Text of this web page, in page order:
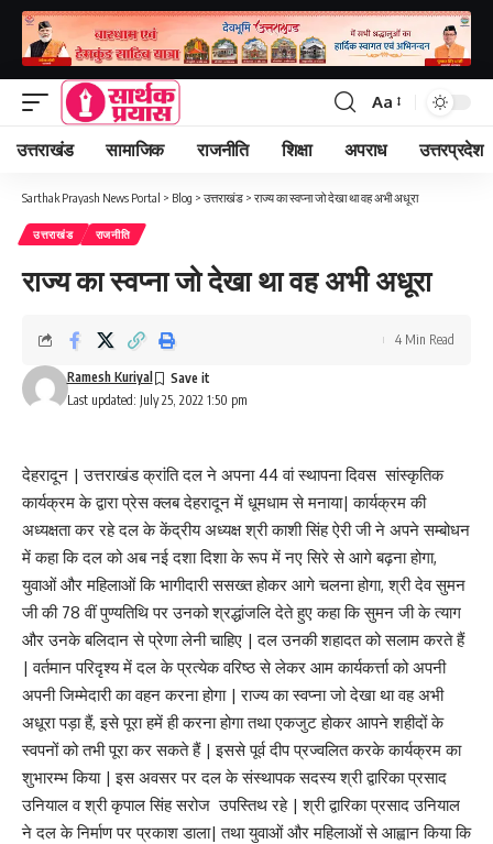
Font
Resizer
Aa
उत्तराखंड सामाजिक राजनीति शिक्षा अपराध उत्तरप्रदेश
Sarthak Prayash News Portal > Blog > उत्तराखंड > राज्य का स्वप्ना जो देखा था वह अभी अधूरा
उत्तराखंड राजनीति
राज्य का स्वप्ना जो देखा था वह अभी अधूरा
Last updated: July 25, 2022 1:50 pm
Ramesh Kuriyal
4 Min Read
देहरादून | उत्तराखंड क्रांति दल ने अपना 44 वां स्थापना दिवस सांस्कृतिक
कार्यक्रम के द्वारा प्रेस क्लब देहरादून में धूमधाम से मनाया| कार्यक्रम की
अध्यक्षता कर रहे दल के केंद्रीय अध्यक्ष श्री काशी सिंह ऐरी जी ने अपने सम्बोधन
में कहा कि दल को अब नई दशा दिशा के रूप में नए सिरे से आगे बढ़ना होगा,
युवाओं और महिलाओं कि भागीदारी ससख्त होकर आगे चलना होगा, श्री देव सुमन
जी की 78 वीं पुण्यतिथि पर उनको श्रद्धांजलि देते हुए कहा कि सुमन जी के त्याग
और उनके बलिदान से प्रेणा लेनी चाहिए | दल उनकी शहादत को सलाम करते हैं
| वर्तमान परिदृश्य में दल के प्रत्येक वरिष्ठ से लेकर आम कार्यकर्त्ता को अपनी
अपनी जिम्मेदारी का वहन करना होगा | राज्य का स्वप्ना जो देखा था वह अभी
अधूरा पड़ा हैं, इसे पूरा हमें ही करना होगा तथा एकजुट होकर आपने शहीदों के
स्वपनों को तभी पूरा कर सकते हैं | इससे पूर्व दीप प्रज्वलित करके कार्यक्रम का
शुभारम्भ किया | इस अवसर पर दल के संस्थापक सदस्य श्री द्वारिका प्रसाद
उनियाल व श्री कृपाल सिंह सरोज उपस्तिथ रहे | श्री द्वारिका प्रसाद उनियाल
ने दल के निर्माण पर प्रकाश डाला| तथा युवाओं और महिलाओं से आह्वान किया कि